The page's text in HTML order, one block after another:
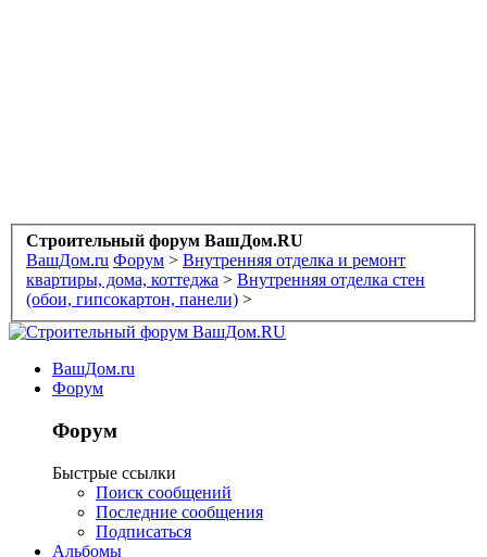
Строительный форум ВашДом.RU
ВашДом.ru Форум > Внутренняя отделка и ремонт
квартиры, дома, коттеджа > Внутренняя отделка стен
(обои, гипсокартон, панели) >
ВашДом.ru
Форум
Форум
Быстрые ссылки
Поиск сообщений
Последние сообщения
Подписаться
Альбомы